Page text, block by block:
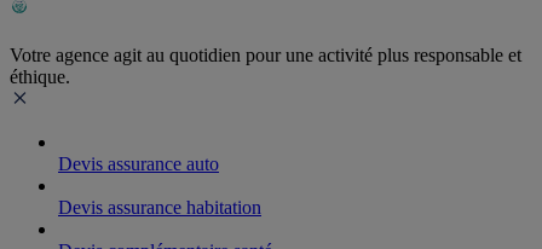
Votre agence agit au quotidien pour une activité plus responsable et
éthique.
Devis assurance auto
Devis assurance habitation